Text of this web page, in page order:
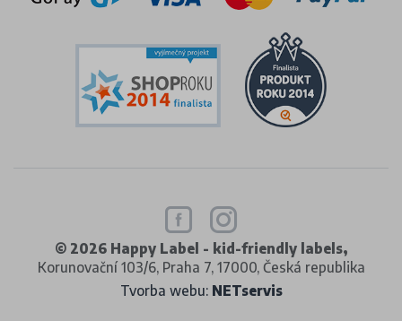
© 2026 Happy Label - kid-friendly labels,
Korunovační 103/6, Praha 7, 17000, Česká republika
Tvorba webu: NETservis